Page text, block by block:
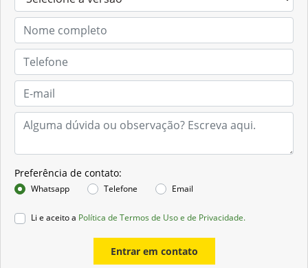
Preferência de contato:
Whatsapp Telefone Email
Li e aceito a Política de Termos de Uso e de Privacidade.
Entrar em contato